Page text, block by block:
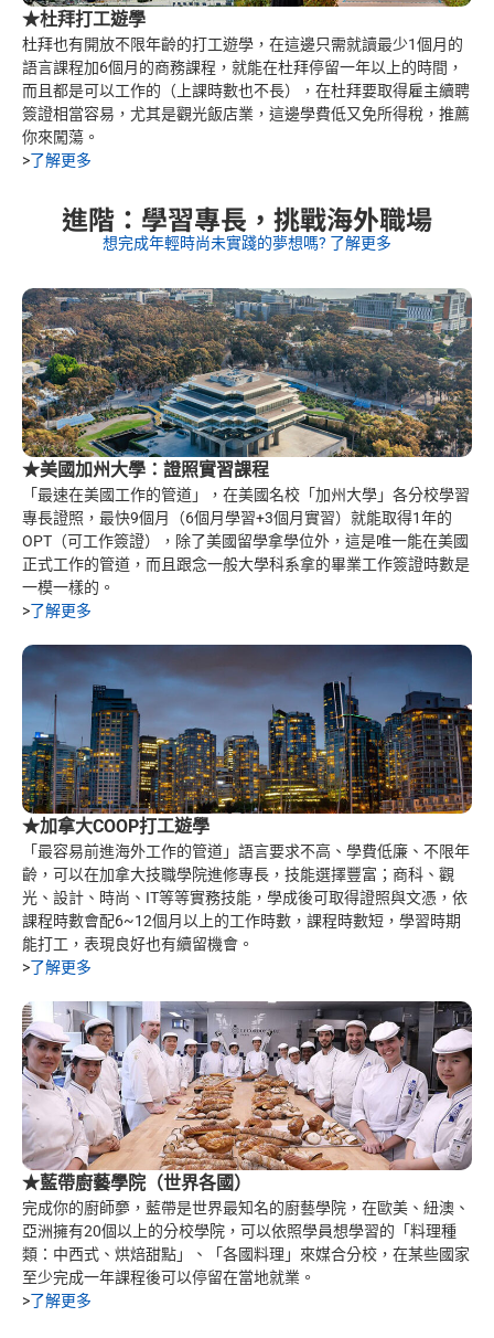
★杜拜打工遊學
杜拜也有開放不限年齡的打工遊學，在這邊只需就讀最少1個月的
語言課程加6個月的商務課程，就能在杜拜停留一年以上的時間，
而且都是可以工作的（上課時數也不長），在杜拜要取得雇主續聘
簽證相當容易，尤其是觀光飯店業，這邊學費低又免所得稅，推薦
你來闖蕩。
>了解更多
進階：學習專長，挑戰海外職場
想完成年輕時尚未實踐的夢想嗎? 了解更多
★美國加州大學： 證照實習課程
「最速在美國工作的管道」，在美國名校「加州大學」各分校學習
專長證照，最快9個月（6個月學習+3個月實習）就能取得1年的
OPT（可工作簽證），除了美國留學拿學位外，這是唯一能在美國
正式工作的管道，而且跟念一般大學科系拿的畢業工作簽證時數是
一模一樣的。
>了解更多
★加拿大COOP打工遊學
「最容易前進海外工作的管道」語言要求不高、學費低廉、不限年
齡，可以在加拿大技職學院進修專長，技能選擇豐富；商科、觀
光、設計、時尚、IT等等實務技能，學成後可取得證照與文憑，依
課程時數會配6~12個月以上的工作時數，課程時數短，學習時期
能打工，表現良好也有續留機會。
>了解更多
★藍帶廚藝學院（世界各國）
完成你的廚師夣，藍帶是世界最知名的廚藝學院，在歐美、紐澳、
亞洲擁有20個以上的分校學院，可以依照學員想學習的「料理種
類：中西式、烘焙甜點」、「各國料理」來媒合分校，在某些國家
至少完成一年課程後可以停留在當地就業。
>了解更多